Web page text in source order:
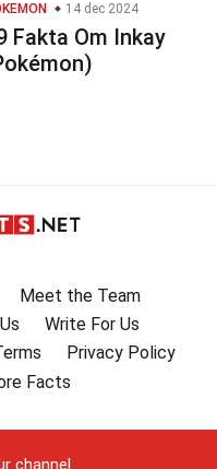
14 dec 2024
Fakta Om Inkay
Meet the Team
Write For Us
Privacy Policy
Facts
channel